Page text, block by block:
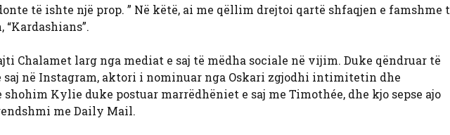
të ishte një prop. ” Në këtë, ai me qëllim drejtoi qartë shfaqjen e famshme
Chalamet larg nga mediat e saj të mëdha sociale në vijim. Duke qëndruar të
saj në Instagram, aktori i nominuar nga Oskari zgjodhi intimitetin dhe
Kylie duke postuar marrëdhëniet e saj me Timothée, dhe kjo sepse ajo
me Daily Mail.